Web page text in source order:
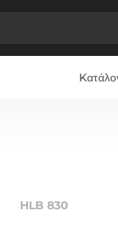
HLB 830